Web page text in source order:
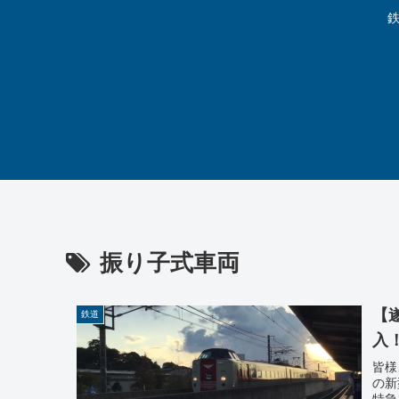
振り子式車両
鉄道
入
皆
の